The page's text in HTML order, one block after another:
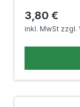
Regulärer
3,80 €
inkl. MwSt zzgl.